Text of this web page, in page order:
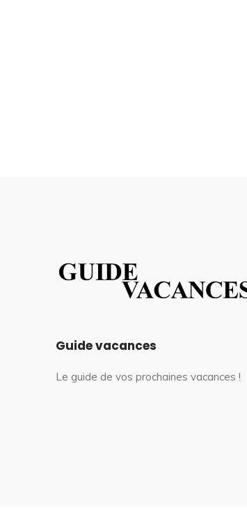
Guide vacances
Le guide de vos prochaines vacances !